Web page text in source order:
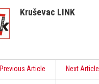
Kruševac LINK
Previous Article Next Article